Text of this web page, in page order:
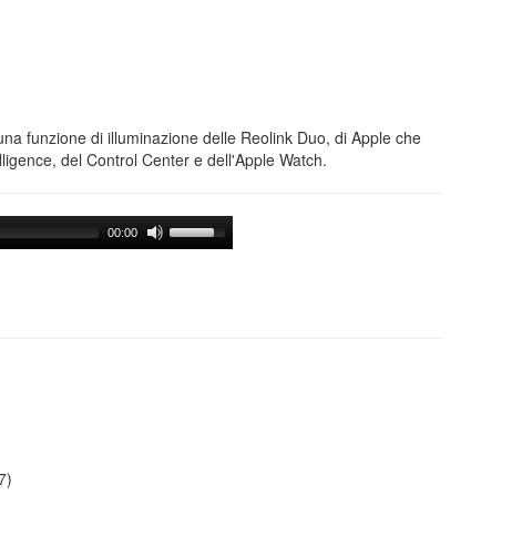
funzione di illuminazione delle Reolink Duo, di Apple che
del Control Center e dell'Apple Watch.
00:00